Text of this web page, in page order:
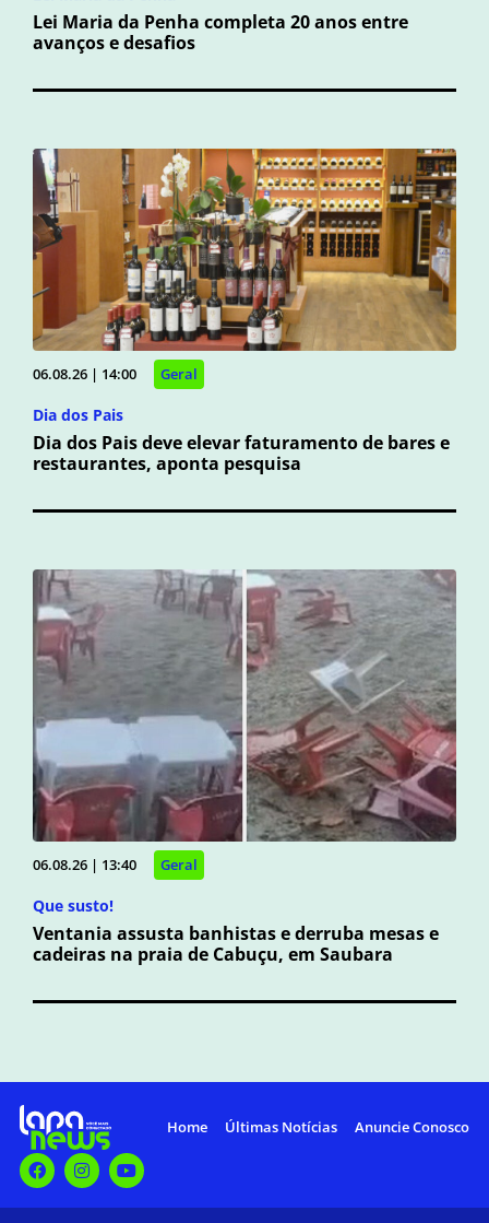
Lei Maria da Penha completa 20 anos entre
avanços e desafios
06.08.26 | 14:00 Geral
Dia dos Pais
Dia dos Pais deve elevar faturamento de bares e
restaurantes, aponta pesquisa
06.08.26 | 13:40 Geral
Que susto!
Ventania assusta banhistas e derruba mesas e
cadeiras na praia de Cabuçu, em Saubara
Home Últimas Notícias Anuncie Conosco